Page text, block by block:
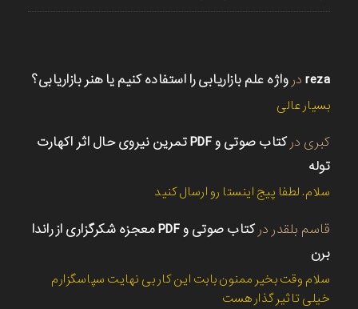
reza در واژه علم بازاریابی را استفاده کنیم یا هنر بازاریابی؟
بسیار عالی
کبری در
کتاب صوتی و PDF تمرین نیروی حال اثر اکهارت
توله
سلام. لطفا پیج اینستا رو ارسال کنید
قاسم بلقدر در
کتاب صوتی و PDF معجزه شکرگزاری از راندا
برن
سلام وقت بخیر ممنون بابت این کار بی نهایت سپاسگزارم
خیلی تاثیر گذار هست